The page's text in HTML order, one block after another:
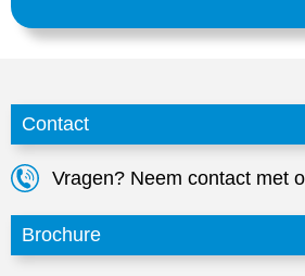
Contact
Vragen? Neem contact met
Brochure